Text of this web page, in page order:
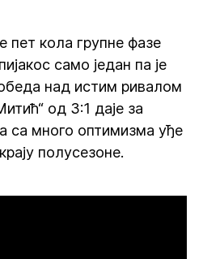
пет кола групне фазе
само један па је
над истим ривалом
од 3:1 даје за
са много оптимизма уђе
полусезоне.